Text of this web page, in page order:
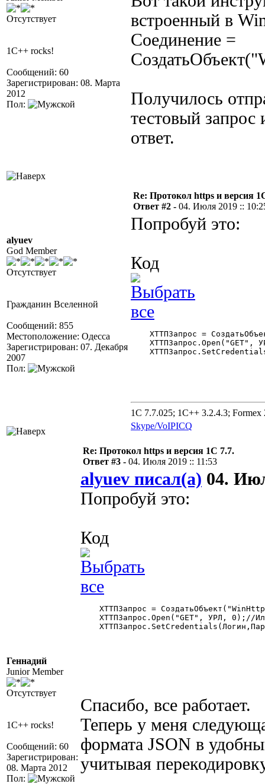
Отсутствует
1C++ rocks!
Сообщений: 60
Зарегистрирован: 08. Марта
2012
Пол:
встроенный в
Соединение =
Получилось
тестовый запрос
ответ.
alyuev
God Member
Отсутствует
Гражданин Вселенной
Сообщений: 855
Местоположение: Одесса
Зарегистрирован: 07. Декабря
2007
Пол:
Re: Протокол https и версия
Ответ #2 - 04. Июля 2019 ::
Попробуй это:
Код
ХТТПЗапрос =
ХТТПЗапрос.Open("GET",
1C 7.7.025; 1C++ 3.2.4.3; Formex
Skype/VoIPICQ
Геннадий
Junior Member
Отсутствует
1C++ rocks!
Сообщений: 60
Зарегистрирован:
08. Марта 2012
Пол:
Re: Протокол https и версия 1С 7.7.
Ответ #3 - 04. Июля 2019 :: 11:53
alyuev писал(а) 04.
Попробуй это:
Код
ХТТПЗапрос =
ХТТПЗапрос.Open("GET", УРЛ, 0);//Или
Спасибо, все работает.
Теперь у меня
формата JSON в
учитывая